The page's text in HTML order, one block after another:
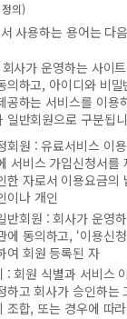
의)
사용하는 용어는 다
사가 운영하는 사이
의하고, 아이디와 비
공하는 서비스를 이용
일반회원으로 구분됩
회원 : 유료서비스 이
서비스 가입신청서를
한 자로서 이용요금의
이나 개인
반회원 : 회사가 운영
에 동의하고, ‘이용신
여 회원 등록된 자
: 회원 식별과 서비스
하고 회사가 승인하는
조합, 또는 경우에 따